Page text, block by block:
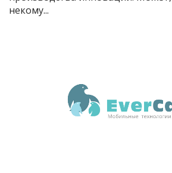
некому...